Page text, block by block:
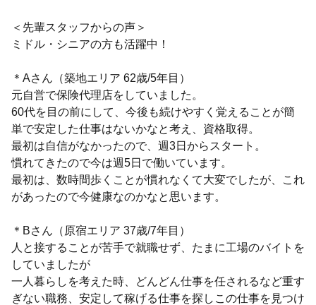
＜先輩スタッフからの声＞
ミドル・シニアの方も活躍中！
＊Aさん（築地エリア 62歳/5年目）
元自営で保険代理店をしていました。
60代を目の前にして、今後も続けやすく覚えることが簡
単で安定した仕事はないかなと考え、資格取得。
最初は自信がなかったので、週3日からスタート。
慣れてきたので今は週5日で働いています。
最初は、数時間歩くことが慣れなくて大変でしたが、これ
があったので今健康なのかなと思います。
＊Bさん（原宿エリア 37歳/7年目）
人と接することが苦手で就職せず、たまに工場のバイトを
していましたが
一人暮らしを考えた時、どんどん仕事を任されるなど重す
ぎない職務、安定して稼げる仕事を探しこの仕事を見つけ